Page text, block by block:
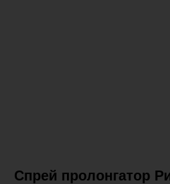
Спрей пролонгатор